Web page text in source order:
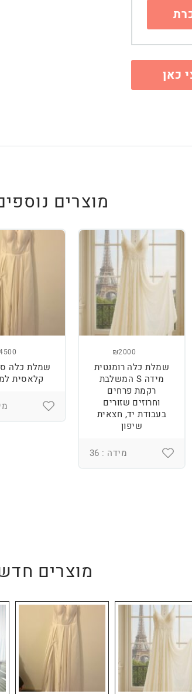
כאן
מוצרים
₪2000
שמלת כלה רומנטית
מידה S המשלבת
רקמת פרחים
וחרוזים שזורים
בעבודת יד, חצאית
שיפון
מידה : 36
שמלת כלה
קלאסית
מוצרים